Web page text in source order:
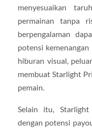
menyesuaikan
permainan tanpa
berpengalaman
potensi
hiburan visual,
membuat Starlight
pemain.
Selain itu,
dengan potensi